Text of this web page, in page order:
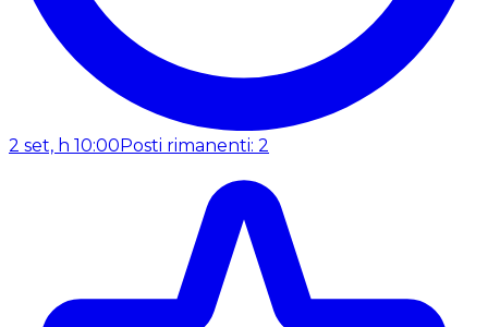
2 set, h 10:00Posti rimanenti: 2